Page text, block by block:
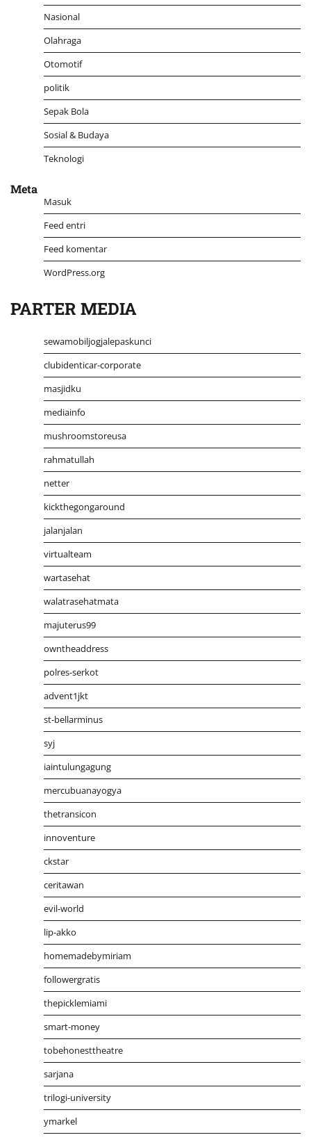
Nasional
Olahraga
Otomotif
politik
Sepak Bola
Sosial & Budaya
Teknologi
Meta
Masuk
Feed entri
Feed komentar
WordPress.org
PARTER MEDIA
sewamobiljogjalepaskunci
clubidenticar-corporate
masjidku
mediainfo
mushroomstoreusa
rahmatullah
netter
kickthegongaround
jalanjalan
virtualteam
wartasehat
walatrasehatmata
majuterus99
owntheaddress
polres-serkot
advent1jkt
st-bellarminus
syj
iaintulungagung
mercubuanayogya
thetransicon
innoventure
ckstar
ceritawan
evil-world
lip-akko
homemadebymiriam
followergratis
thepicklemiami
smart-money
tobehonesttheatre
sarjana
trilogi-university
ymarkel